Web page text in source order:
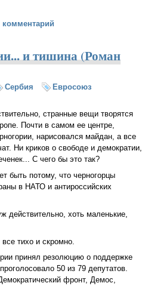
антинатовская акция
комментарий
и тишина (Роман
Сербия
Евросоюз
странные вещи творятся
Почти в самом ее центре,
нарисовался майдан, а все
Ни криков о свободе и демократии,
С чего бы это так?
быть потому, что черногорцы
в НАТО и антироссийских
действительно, хоть маленькие,
тихо и скромно.
принял резолюцию о поддержке
50 из 79 депутатов.
фронт, Демос,